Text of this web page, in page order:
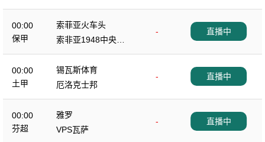
00:00
保甲
索菲亚火车头
-
索非亚1948中央陆
军
直播中
00:00
土甲
锡瓦斯体育
-
厄洛克士邦
直播中
00:00
芬超
雅罗
-
VPS瓦萨
直播中